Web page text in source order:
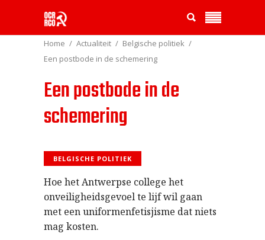
Home Actualiteit
Belgische politiek
Een postbode in de schemering
Een postbode in de
schemering
BELGISCHE POLITIEK
Hoe het Antwerpse college het
onveiligheidsgevoel te lijf wil gaan
met een uniformenfetisjisme dat niets
mag kosten.